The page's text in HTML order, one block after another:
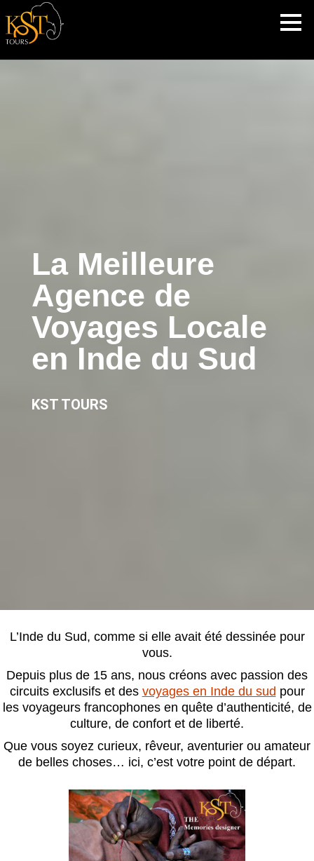
La Meilleure
Agence de
Voyages Locale
en Inde du Sud
KST TOURS
L’Inde du Sud, comme si elle avait été dessinée pour
vous.
Depuis plus de 15 ans, nous créons avec passion des
circuits exclusifs et des voyages en Inde du sud pour
les voyageurs francophones en quête d’authenticité, de
culture, de confort et de liberté.
Que vous soyez curieux, rêveur, aventurier ou amateur
de belles choses… ici, c’est votre point de départ.